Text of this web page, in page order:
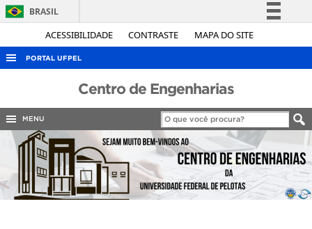
ACESSIBILIDADE CONTRASTE MAPA DO SITE
BRASIL
Simplifique!
Acesso à informação
Legislação
Canais
PORTAL UFPEL
COBALTO
CONCURSOS
EDITAIS
INTERNACIONAL
Centro de Engenharias
MENU